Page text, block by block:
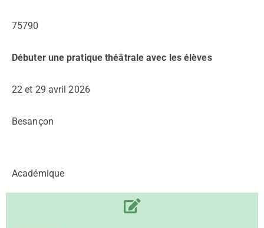
75790
Débuter une pratique théâtrale avec les élèves
22 et 29 avril 2026
Besançon
Académique